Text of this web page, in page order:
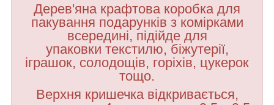
Дерев'яна крафтова коробка для
пакування подарунків з комірками
всередині, підійде для
упаковки текстилю, біжутерії,
іграшок, солодощів, горіхів, цукерок
тощо.
Верхня кришечка відкривається,